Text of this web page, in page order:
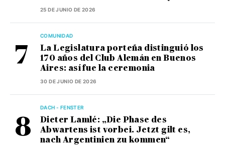
25 DE JUNIO DE 2026
COMUNIDAD
La Legislatura porteña distinguió los
170 años del Club Alemán en Buenos
Aires: así fue la ceremonia
30 DE JUNIO DE 2026
DACH - FENSTER
Dieter Lamlé: „Die Phase des
Abwartens ist vorbei. Jetzt gilt es,
nach Argentinien zu kommen“